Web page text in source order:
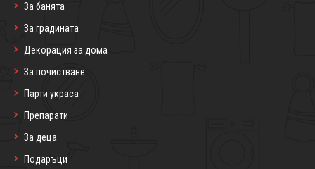
За банята
За градината
Декорация за дома
За почистване
Парти украса
Препарати
За деца
Подаръци